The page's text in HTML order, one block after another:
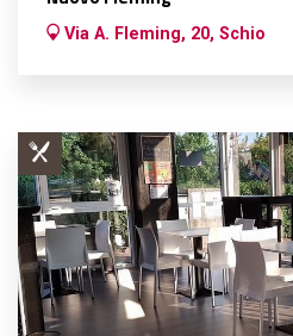
Via A. Fleming, 20, Schio